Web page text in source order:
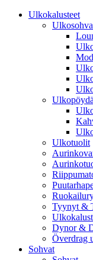
Ulkokalusteet
Ulkotuolit
Tyynyt &
Dynor &
Överdrag
Sohvat